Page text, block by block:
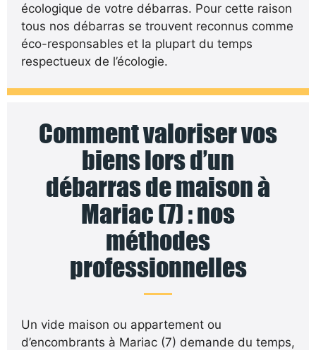
écologique de votre débarras. Pour cette raison
tous nos débarras se trouvent reconnus comme
éco-responsables et la plupart du temps
respectueux de l’écologie.
Comment valoriser vos
biens lors d’un
débarras de maison à
Mariac (7) : nos
méthodes
professionnelles
Un vide maison ou appartement ou
d’encombrants à Mariac (7) demande du temps,